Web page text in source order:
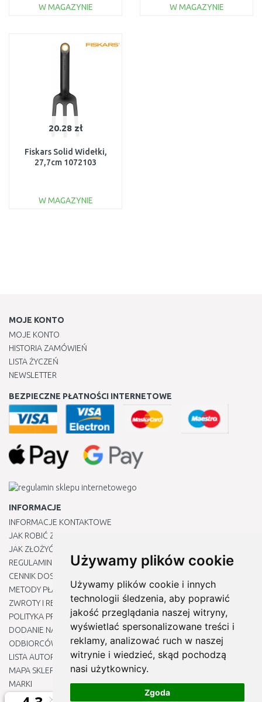
Używamy plików cookie
Używamy plików cookie i innych
technologii śledzenia, aby poprawić
jakość przeglądania naszej witryny,
wyświetlać spersonalizowane treści i
reklamy, analizować ruch w naszej
witrynie i wiedzieć, skąd pochodzą
nasi użytkownicy.
Zgoda
W MAGAZYNIE
Do porównania
W MAGAZYNIE
20.28 zł
Fiskars Solid Widełki,
27,7cm 1072103
W MAGAZYNIE
MOJE KONTO
MOJE KONTO
HISTORIA ZAMÓWIEŃ
LISTA ŻYCZEŃ
NEWSLETTER
BEZPIECZNE PŁATNOŚCI INTERNETOWE
INFORMACJE
INFORMACJE KONTAKTOWE
JAK ROBIĆ ZAKUPY ?
JAK ZŁOŻYĆ REKLAMACJĘ
REGULAMIN
CENNIK DOSTAWY
METODY PŁATNOŚCI
ZWROTY I REKLAMACJE PRODUKTÓW
POLITYKA PRYWATNOŚCI
DODANIE NASZYCH ADRESÓW E-MAIL DO LISTY ZAUFANYCH
ODBIORCÓW
LISTA AUTORYZOWANYCH CENTRÓW SERWISOWYCH
MAPA SKLEPU
MARKI
BLOGU